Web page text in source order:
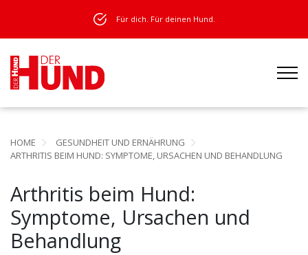
Für dich. Für deinen Hund.
HOME
GESUNDHEIT UND ERNÄHRUNG
ARTHRITIS BEIM HUND: SYMPTOME, URSACHEN UND BEHANDLUNG
Arthritis beim Hund:
Symptome, Ursachen und
Behandlung